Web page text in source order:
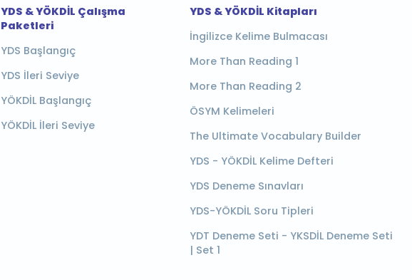
YDS & YÖKDİL Çalışma
Paketleri
YDS Başlangıç
YDS İleri Seviye
YÖKDİL Başlangıç
YÖKDİL İleri Seviye
YDS & YÖKDİL Kitapları
İngilizce Kelime Bulmacası
More Than Reading 1
More Than Reading 2
ÖSYM Kelimeleri
The Ultimate Vocabulary Builder
YDS - YÖKDİL Kelime Defteri
YDS Deneme Sınavları
YDS-YÖKDİL Soru Tipleri
YDT Deneme Seti - YKSDİL Deneme Seti
| Set 1